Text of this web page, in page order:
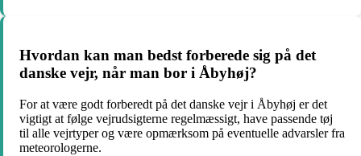
Hvordan kan man bedst forberede sig på det
danske vejr, når man bor i Åbyhøj?
For at være godt forberedt på det danske vejr i Åbyhøj er det
vigtigt at følge vejrudsigterne regelmæssigt, have passende tøj
til alle vejrtyper og være opmærksom på eventuelle advarsler fra
meteorologerne.